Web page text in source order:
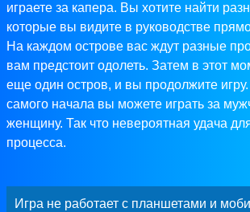
играете за капера. Вы хотите найти
которые вы видите в руководстве
На каждом острове вас ждут разные
вам предстоит одолеть. Затем в этот
еще один остров, и вы продолжите
самого начала вы можете играть за
женщину. Так что невероятная удача
процесса.
Игра не работает с планшетами и